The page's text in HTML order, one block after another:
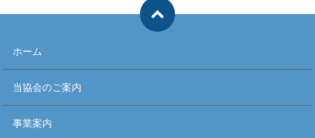
ホーム
当協会のご案内
事業案内